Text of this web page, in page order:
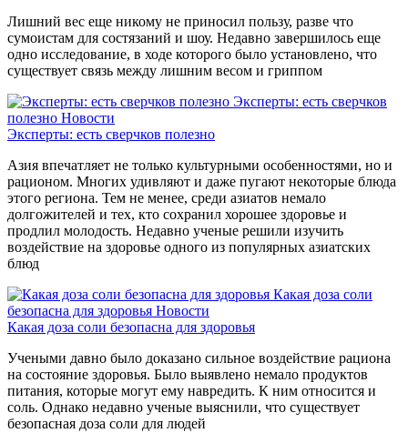
Лишний вес еще никому не приносил пользу, разве что
сумоистам для состязаний и шоу. Недавно завершилось еще
одно исследование, в ходе которого было установлено, что
существует связь между лишним весом и гриппом
Эксперты: есть сверчков
полезно Новости
Эксперты: есть сверчков полезно
Азия впечатляет не только культурными особенностями, но и
рационом. Многих удивляют и даже пугают некоторые блюда
этого региона. Тем не менее, среди азиатов немало
долгожителей и тех, кто сохранил хорошее здоровье и
продлил молодость. Недавно ученые решили изучить
воздействие на здоровье одного из популярных азиатских
блюд
Какая доза соли
безопасна для здоровья Новости
Какая доза соли безопасна для здоровья
Учеными давно было доказано сильное воздействие рациона
на состояние здоровья. Было выявлено немало продуктов
питания, которые могут ему навредить. К ним относится и
соль. Однако недавно ученые выяснили, что существует
безопасная доза соли для людей